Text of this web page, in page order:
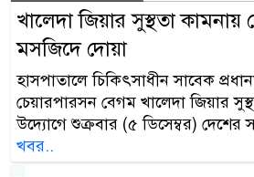
খালেদা জিয়ার সুস্থতা
মসজিদে দোয়া
হাসপাতালে চিকিৎসাধীন সাবেক
চেয়ারপারসন বেগম খালেদা জিয়ার
উদ্যোগে শুক্রবার (৫ ডিসেম্বর)
খবর..